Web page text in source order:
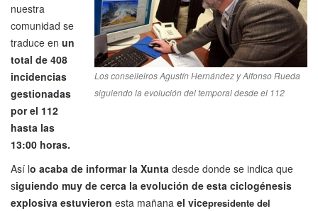
Los conselleiros Agustín Hernández y Alfonso Rueda
siguiendo la evolución del temporal desde el 112
nuestra
comunidad se
traduce en un
total de 408
incidencias
gestionadas
por el 112
hasta las
13:00 horas.
Así lo acaba de informar la Xunta desde donde se indica que
siguiendo muy de cerca la evolución de esta ciclogénesis
explosiva estuvieron esta mañana el vicepresidente del